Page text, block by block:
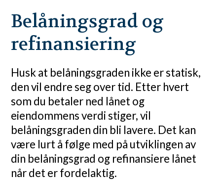
Belåningsgrad og
refinansiering
Husk at belåningsgraden ikke er statisk,
den vil endre seg over tid. Etter hvert
som du betaler ned lånet og
eiendommens verdi stiger, vil
belåningsgraden din bli lavere. Det kan
være lurt å følge med på utviklingen av
din belåningsgrad og refinansiere lånet
når det er fordelaktig.